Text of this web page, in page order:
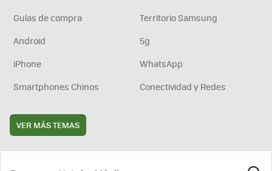
Guías de compra
Territorio Samsung
Android
5g
iPhone
WhatsApp
Smartphones Chinos
Conectividad y Redes
VER MÁS TEMAS